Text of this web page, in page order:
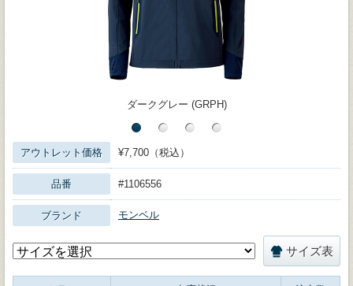
ダークグレー (GRPH)
アウトレット価格 ¥7,700（税込）
品番 #1106556
ブランド モンベル
サイズ表